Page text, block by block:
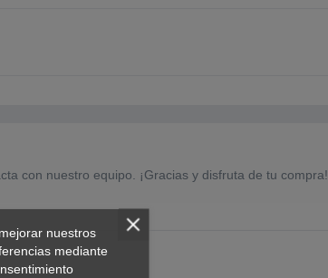
nuestros
mediante
con nuestro equipo. ¡Gracias y disfruta de tu compra!